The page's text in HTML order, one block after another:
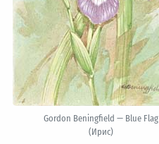
Gordon Beningfield — Blue Flag
(Ирис)